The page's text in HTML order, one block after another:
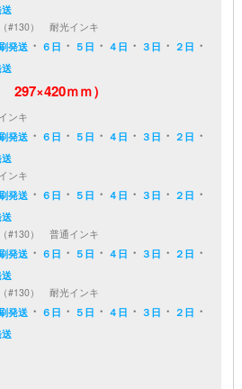
#130） 耐光インキ
発送 ・ ６日 ・ ５日 ・ ４日 ・ ３日 ・ ２日 ・
ｍｍ）
ンキ
発送 ・ ６日 ・ ５日 ・ ４日 ・ ３日 ・ ２日 ・
ンキ
発送 ・ ６日 ・ ５日 ・ ４日 ・ ３日 ・ ２日 ・
#130） 普通インキ
発送 ・ ６日 ・ ５日 ・ ４日 ・ ３日 ・ ２日 ・
#130） 耐光インキ
発送 ・ ６日 ・ ５日 ・ ４日 ・ ３日 ・ ２日 ・